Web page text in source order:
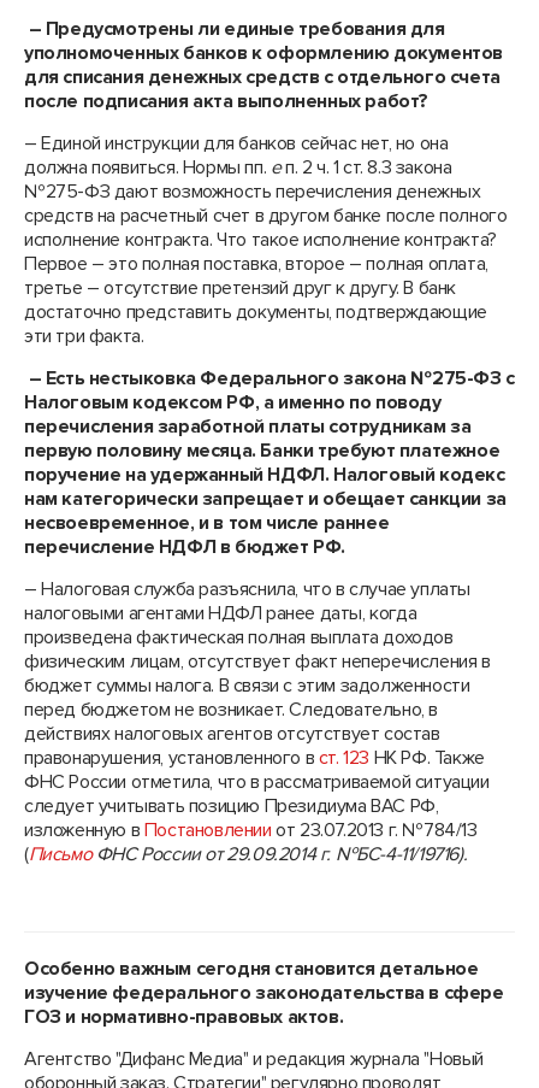
– Предусмотрены ли единые требования для
уполномоченных банков к оформлению документов
для списания денежных средств с отдельного счета
после подписания акта выполненных работ?
– Единой инструкции для банков сейчас нет, но она
должна появиться. Нормы пп. еп. 2 ч. 1 ст. 8.3 закона
№275-ФЗ дают возможность перечисления денежных
средств на расчетный счет в другом банке после полного
исполнение контракта. Что такое исполнение контракта?
Первое – это полная поставка, второе – полная оплата,
третье – отсутствие претензий друг к другу. В банк
достаточно представить документы, подтверждающие
эти три факта.
– Есть нестыковка Федерального закона №275-ФЗ с
Налоговым кодексом РФ, а именно по поводу
перечисления заработной платы сотрудникам за
первую половину месяца. Банки требуют платежное
поручение на удержанный НДФЛ. Налоговый кодекс
нам категорически запрещает и обещает санкции за
несвоевременное, и в том числе раннее
перечисление НДФЛ в бюджет РФ.
– Налоговая служба разъяснила, что в случае уплаты
налоговыми агентами НДФЛ ранее даты, когда
произведена фактическая полная выплата доходов
физическим лицам, отсутствует факт неперечисления в
бюджет суммы налога. В связи с этим задолженности
перед бюджетом не возникает. Следовательно, в
действиях налоговых агентов отсутствует состав
правонарушения, установленного в ст. 123 НК РФ. Также
ФНС России отметила, что в рассматриваемой ситуации
следует учитывать позицию Президиума ВАС РФ,
изложенную в Постановлении от 23.07.2013 г. №784/13
(ПисьмоФНС России от 29.09.2014 г. №БС-4-11/19716).
Особенно важным сегодня становится детальное
изучение федерального законодательства в сфере
ГОЗ и нормативно-правовых актов.
Агентство "Дифанс Медиа" и редакция журнала "Новый
оборонный заказ. Стратегии" регулярно проводят